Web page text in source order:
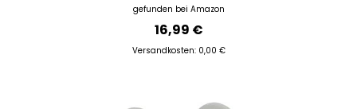
gefunden bei Amazon
16,99 €
Versandkosten: 0,00 €